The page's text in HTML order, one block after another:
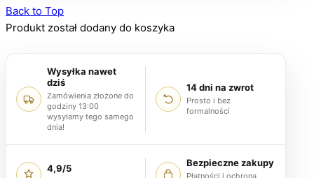
Back to Top
Produkt został dodany do koszyka
Wysyłka nawet
dziś
Zamówienia złożone do
godziny 13:00
wysyłamy tego samego
dnia!
14 dni na zwrot
Prosto i bez
formalności
4,9/5 Bezpieczne zakupy
Płatności i ochrona